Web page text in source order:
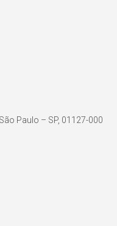
Paulo – SP, 01127-000